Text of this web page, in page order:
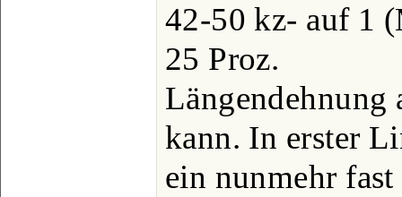
42-50 kz- auf 1
25 Proz.
Längendehnung
kann. In erster
ein nunmehr